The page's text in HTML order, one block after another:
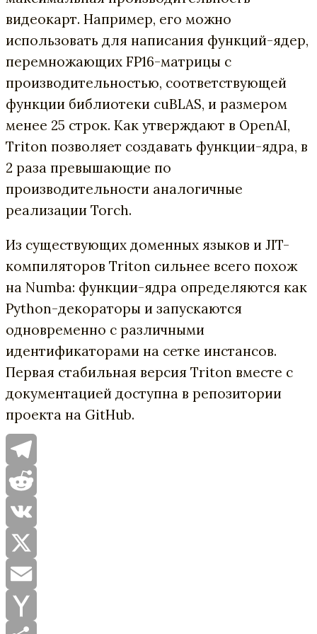
видеокарт. Например, его можно
использовать для написания функций-ядер,
перемножающих FP16-матрицы с
производительностью, соответствующей
функции библиотеки cuBLAS, и размером
менее 25 строк. Как утверждают в OpenAI,
Triton позволяет создавать функции-ядра, в
2 раза превышающие по
производительности аналогичные
реализации Torch.
Из существующих доменных языков и JIT-
компиляторов Triton сильнее всего похож
на Numba: функции-ядра определяются как
Python-декораторы и запускаются
одновременно с различными
идентификаторами на сетке инстансов.
Первая стабильная версия Triton вместе с
документацией доступна в репозитории
проекта на GitHub.
Telegram
Reddit
VK
X
Email